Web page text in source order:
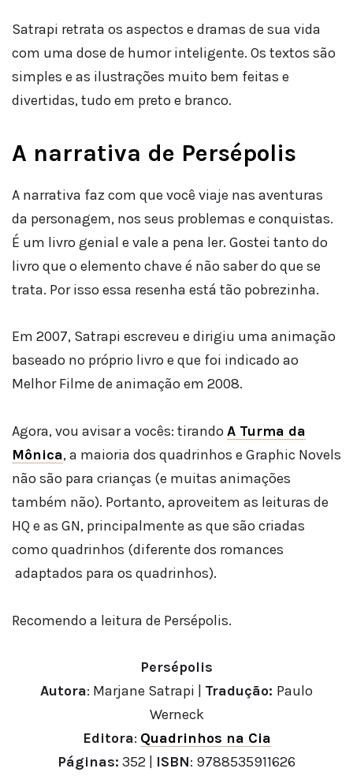
Satrapi retrata os aspectos e dramas de sua vida
com uma dose de humor inteligente. Os textos são
simples e as ilustrações muito bem feitas e
divertidas, tudo em preto e branco.
A narrativa de Persépolis
A narrativa faz com que você viaje nas aventuras
da personagem, nos seus problemas e conquistas.
É um livro genial e vale a pena ler. Gostei tanto do
livro que o elemento chave é não saber do que se
trata. Por isso essa resenha está tão pobrezinha.
Em 2007, Satrapi escreveu e dirigiu uma animação
baseado no próprio livro e que foi indicado ao
Melhor Filme de animação em 2008.
Agora, vou avisar a vocês: tirando A Turma da
Mônica, a maioria dos quadrinhos e Graphic Novels
não são para crianças (e muitas animações
também não). Portanto, aproveitem as leituras de
HQ e as GN, principalmente as que são criadas
como quadrinhos (diferente dos romances
adaptados para os quadrinhos).
Recomendo a leitura de Persépolis.
Persépolis
Autora: Marjane Satrapi | Tradução: Paulo
Werneck
Editora: Quadrinhos na Cia
Páginas: 352 | ISBN: 9788535911626